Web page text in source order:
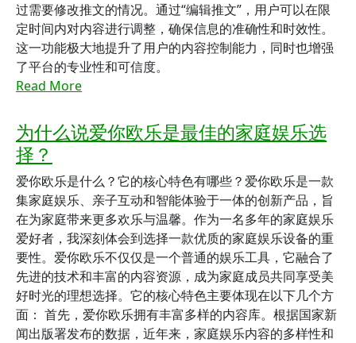
过需要修改推文的情况。通过“编辑推文”，用户可以在限
定时间内对内容进行调整，确保信息的准确性和时效性。
这一功能极大地提升了用户的内容控制能力，同时也增强
了平台的专业性和可信度。
Read More
为什么说爱你欧乐是最佳的家庭娱乐选
择？
爱你欧乐是什么？它的核心特色有哪些？爱你欧乐是一款
集家庭娱乐、亲子互动和智能体验于一体的创新产品，旨
在为家庭带来更多欢乐与温馨。作为一名多年的家庭娱乐
爱好者，我深刻体会到选择一款优质的家庭娱乐设备的重
要性。爱你欧乐不仅仅是一个普通的娱乐工具，它融合了
先进的技术和丰富的内容资源，成为家庭成员共同享受美
好时光的理想选择。它的核心特色主要体现在以下几个方
面： 首先，爱你欧乐拥有丰富多样的内容库。根据国家新
闻出版署发布的数据，近年来，家庭娱乐内容的多样性和